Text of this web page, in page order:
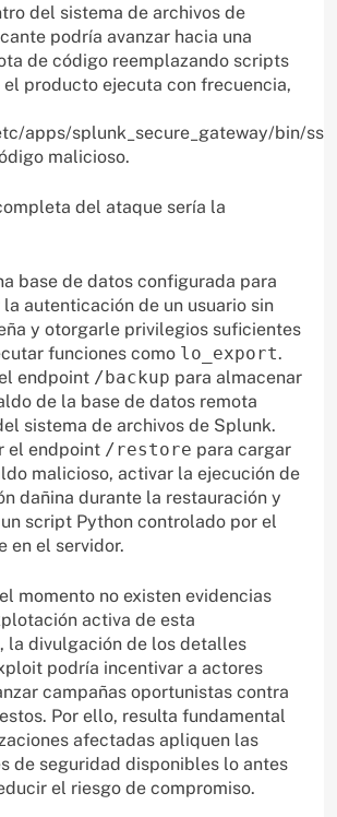
del sistema de archivos de
podría avanzar hacia una
de código reemplazando scripts
el producto ejecuta con frecuencia,
apps/splunk_secure_gateway/bin/
malicioso.
del ataque sería la
base de datos configurada para
autenticación de un usuario sin
y otorgarle privilegios suficientes
funciones como lo_export.
endpoint /backup para almacenar
de la base de datos remota
sistema de archivos de Splunk.
el endpoint /restore para cargar
malicioso, activar la ejecución de
dañina durante la restauración y
script Python controlado por el
en el servidor.
momento no existen evidencias
activa de esta
la divulgación de los detalles
podría incentivar a actores
campañas oportunistas contra
Por ello, resulta fundamental
afectadas apliquen las
de seguridad disponibles lo antes
el riesgo de compromiso.